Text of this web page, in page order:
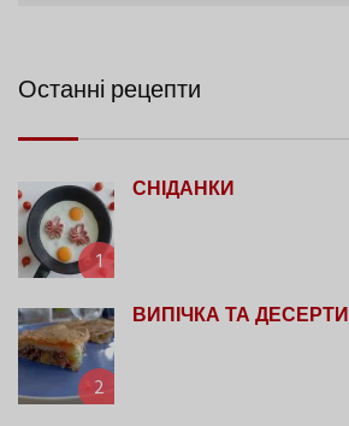
Останні рецепти
1
СНІДАНКИ
2
ВИПІЧКА ТА ДЕСЕРТИ